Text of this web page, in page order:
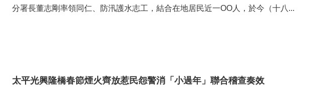
分署長董志剛率領同仁、防汛護水志工，結合在地居民近一OO人，於今（十八...
太平光興隆橋春節煙火齊放惹民怨警消「小過年」聯合稽查奏效